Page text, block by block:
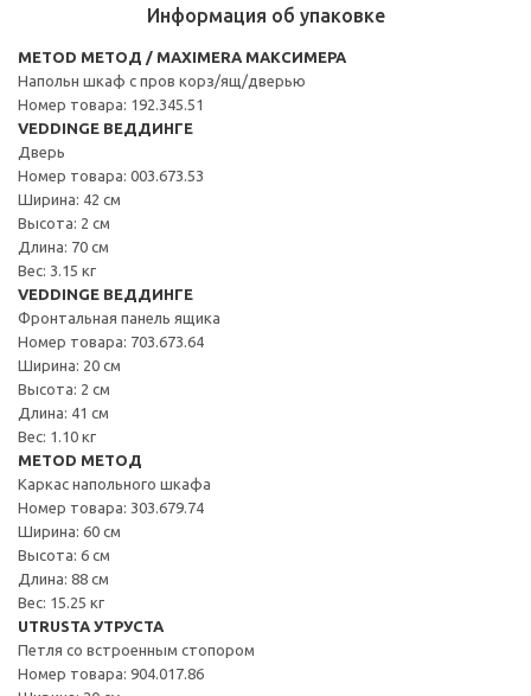
Информация об упаковке
METOD МЕТОД / MAXIMERA МАКСИМЕРА
Напольн шкаф с пров корз/ящ/дверью
Номер товара: 192.345.51
VEDDINGE ВЕДДИНГЕ
Дверь
Номер товара: 003.673.53
Ширина: 42 см
Высота: 2 см
Длина: 70 см
Вес: 3.15 кг
VEDDINGE ВЕДДИНГЕ
Фронтальная панель ящика
Номер товара: 703.673.64
Ширина: 20 см
Высота: 2 см
Длина: 41 см
Вес: 1.10 кг
METOD МЕТОД
Каркас напольного шкафа
Номер товара: 303.679.74
Ширина: 60 см
Высота: 6 см
Длина: 88 см
Вес: 15.25 кг
UTRUSTA УТРУСТА
Петля со встроенным стопором
Номер товара: 904.017.86